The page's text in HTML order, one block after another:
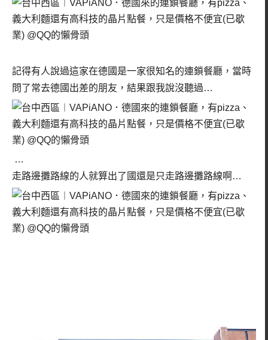
記得有人說過這家在德國是一家很知名的連鎖餐廳，當時
問了常去德國出差的朋友，結果跟我說沒聽過…
…
走路邊攤路線的人就算出了國還是只走路邊攤路線啊…